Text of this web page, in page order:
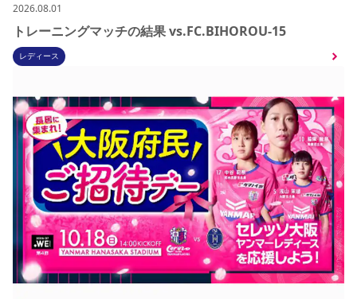
2026.08.01
トレーニングマッチの結果 vs.FC.BIHOROU-15
レディース